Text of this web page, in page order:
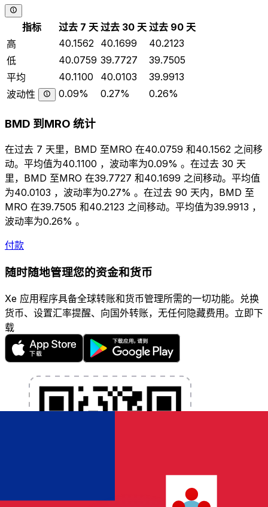
指标 过去 7 天 过去 30 天 过去 90 天
高
40.1562 40.1699
40.2123
低
40.0759 39.7727
39.7505
平均
40.1100 40.0103
39.9913
波动性
0.09% 0.27% 0.26%
BMD 到MRO 统计
在过去 7 天里，BMD 至MRO 在40.0759 和40.1562 之间移
动。平均值为40.1100 ，波动率为0.09% 。在过去 30 天
里，BMD 至MRO 在39.7727 和40.1699 之间移动。平均值
为40.0103 ，波动率为0.27% 。在过去 90 天内，BMD 至
MRO 在39.7505 和40.2123 之间移动。平均值为39.9913 ，
波动率为0.26% 。
付款
随时随地管理您的资金和货币
Xe 应用程序具备全球转账和货币管理所需的一切功能。兑换
货币、设置汇率提醒、向国外转账，无任何隐藏费用。立即下
载